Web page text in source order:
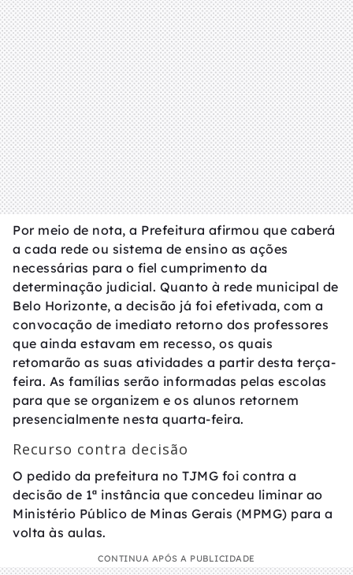
Por meio de nota, a Prefeitura afirmou que caberá
a cada rede ou sistema de ensino as ações
necessárias para o fiel cumprimento da
determinação judicial. Quanto à rede municipal de
Belo Horizonte, a decisão já foi efetivada, com a
convocação de imediato retorno dos professores
que ainda estavam em recesso, os quais
retomarão as suas atividades a partir desta terça-
feira. As famílias serão informadas pelas escolas
para que se organizem e os alunos retornem
presencialmente nesta quarta-feira.
Recurso contra decisão
O pedido da prefeitura no TJMG foi contra a
decisão de 1ª instância que concedeu liminar ao
Ministério Público de Minas Gerais (MPMG) para a
volta às aulas.
CONTINUA APÓS A PUBLICIDADE